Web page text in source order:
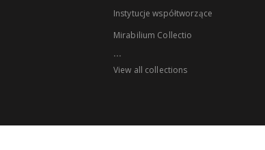
Instytucje współtworzące
Mirabilium Collectio
...
View all collections